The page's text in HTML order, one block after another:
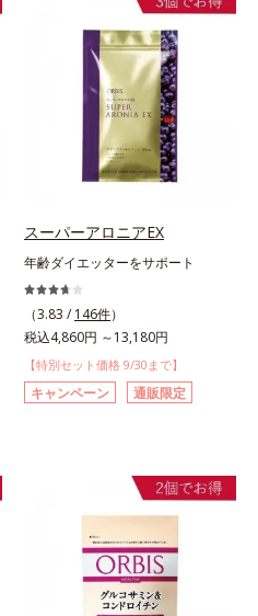
スーパーアロニアEX
年齢ダイエッターをサポート
（3.83 / 146件）
税込4,860円 ～13,180円
【特別セット価格 9/30まで】
キャンペーン 通販限定